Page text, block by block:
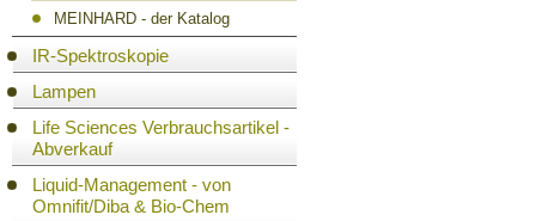
MEINHARD - der Katalog
IR-Spektroskopie
Lampen
Life Sciences Verbrauchsartikel -
Abverkauf
Liquid-Management - von
Omnifit/Diba & Bio-Chem